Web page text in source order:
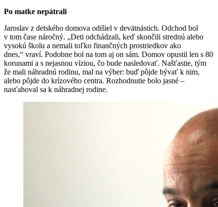
Po matke nepátrali
Jaroslav z detského domova odišiel v devätnástich. Odchod bol
v tom čase náročný. „Deti odchádzali, keď skončili strednú alebo
vysokú školu a nemali toľko finančných prostriedkov ako
dnes,“ vraví. Podobne bol na tom aj on sám. Domov opustil len s 80
korunami a s nejasnou víziou, čo bude nasledovať. Našťastie, tým
že mali náhradnú rodinu, mal na výber: buď pôjde bývať k nim,
alebo pôjde do krízového centra. Rozhodnutie bolo jasné –
nasťahoval sa k náhradnej rodine.